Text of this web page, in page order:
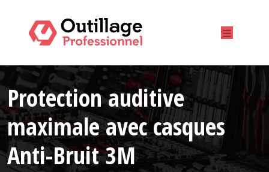
Protection auditive
maximale avec casques
Anti-Bruit 3M